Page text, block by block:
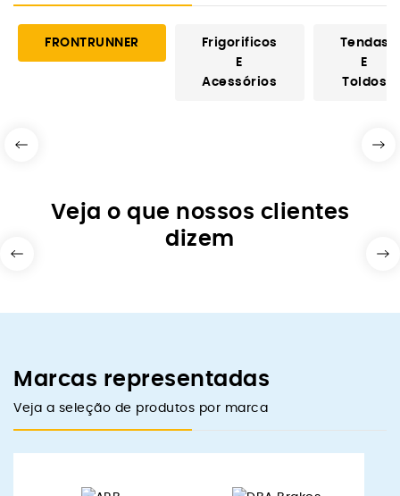
FRONTRUNNER
Frigorificos
E
Acessórios
Tendas
E
Toldos
Veja o que nossos clientes
dizem
Marcas representadas
Veja a seleção de produtos por marca